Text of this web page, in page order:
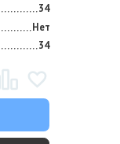
34
Нет
34